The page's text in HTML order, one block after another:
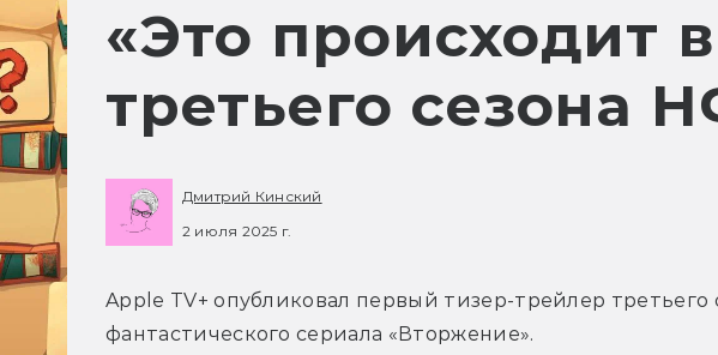
«Это происходит
третьего сезона
Дмитрий Кинский
2 июля 2025 г.
Apple TV+ опубликовал первый тизер-трейлер третьего
фантастического сериала «Вторжение».